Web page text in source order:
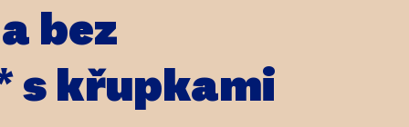
bez
s křupkami